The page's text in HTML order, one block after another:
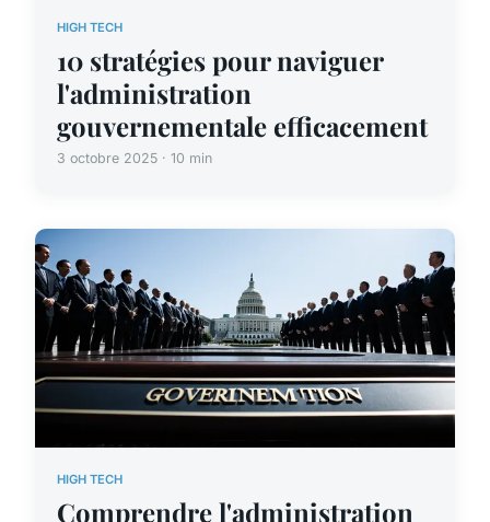
HIGH TECH
10 stratégies pour naviguer
l'administration
gouvernementale efficacement
3 octobre 2025 · 10 min
HIGH TECH
Comprendre l'administration